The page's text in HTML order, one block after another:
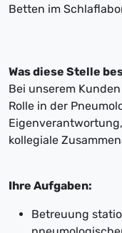
Betten im
Was diese Stelle
Bei unserem
Rolle in der
kollegiale
Ihre Aufgaben:
Betreuung